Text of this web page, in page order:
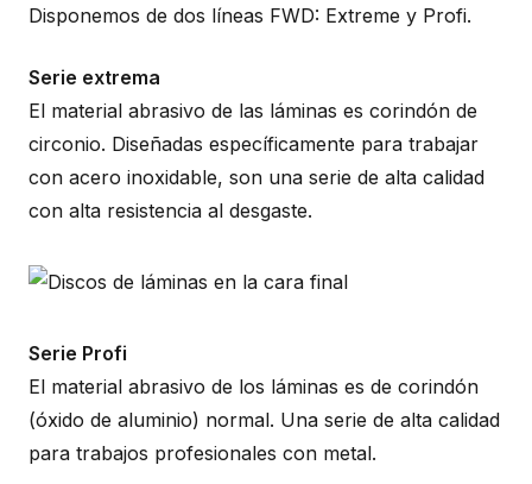
Disponemos de dos líneas FWD: Extreme y Profi.
Serie extrema
El material abrasivo de las láminas es corindón de
circonio. Diseñadas específicamente para trabajar
con acero inoxidable, son una serie de alta calidad
con alta resistencia al desgaste.
Serie Profi
El material abrasivo de los láminas es de corindón
(óxido de aluminio) normal. Una serie de alta calidad
para trabajos profesionales con metal.